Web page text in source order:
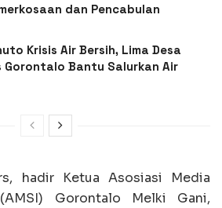
dan Pencabulan
Krisis Air Bersih, Lima Desa
Gorontalo Bantu Salurkan Air
hadir Ketua Asosiasi Media
Gorontalo Melki Gani,